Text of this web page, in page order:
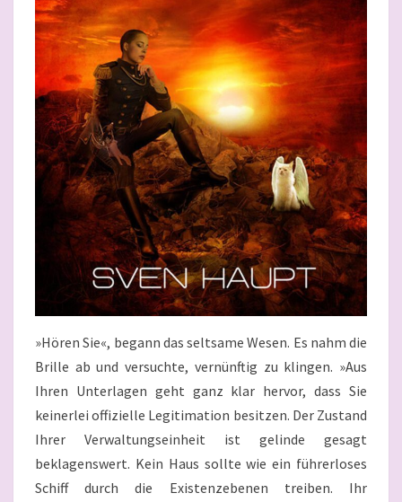
»Hören Sie«, begann das seltsame Wesen. Es nahm die
Brille ab und versuchte, vernünftig zu klingen. »Aus
Ihren Unterlagen geht ganz klar hervor, dass Sie
keinerlei offizielle Legitimation besitzen. Der Zustand
Ihrer Verwaltungseinheit ist gelinde gesagt
beklagenswert. Kein Haus sollte wie ein führerloses
Schiff durch die Existenzebenen treiben. Ihr